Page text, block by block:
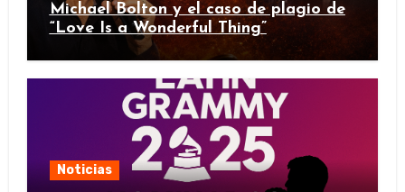
Michael Bolton y el caso de plagio de
“Love Is a Wonderful Thing”
Noticias